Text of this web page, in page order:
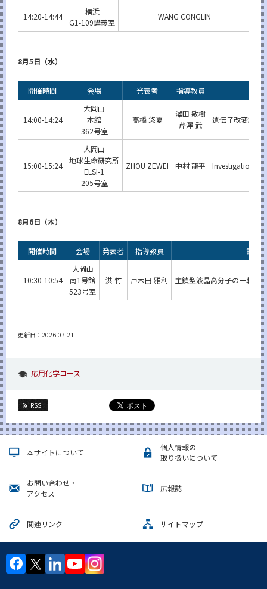
14:20-14:44
横浜
G1-109講義室
WANG CONGLIN 原
8月5日（水）
開催時間 会場 発表者 指導教員
14:00-14:24
大岡山
本館
362号室
高橋 悠夏
澤田 敏樹
芹澤 武
遺伝子改変繊維
15:00-15:24
大岡山
地球生命研究所
ELSI-1
205号室
ZHOU ZEWEI 中村 龍平 Investigation of
8月6日（木）
開催時間 会場 発表者 指導教員 論文
10:30-10:54
大岡山
南1号館
523号室
洪 竹 戸木田 雅利 主鎖型液晶高分子の一軸伸
更新日：2026.07.21
応用化学コース
RSS
本サイトについて
個人情報の
取り扱いについて
お問い合わせ・
アクセス
広報誌
関連リンク サイトマップ